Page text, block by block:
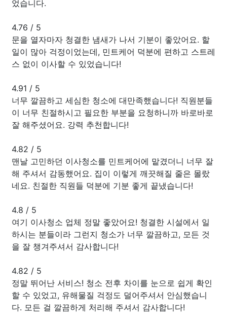
었습니다.
4.76 / 5
문을 열자마자 청결한 냄새가 나서 기분이 좋았어요. 할
일이 많아 걱정이었는데, 민트케어 덕분에 편하고 스트레
스 없이 이사할 수 있었습니다!
4.91 / 5
너무 깔끔하고 세심한 청소에 대만족했습니다! 직원분들
이 너무 친절하시고 필요한 부분을 요청하니까 바로바로
잘 해주셨어요. 강력 추천합니다!
4.82 / 5
맨날 고민하던 이사청소를 민트케어에 맡겼더니 너무 잘
해 주셔서 감동했어요. 집이 이렇게 깨끗해질 줄은 몰랐
네요. 친절한 직원들 덕분에 기분 좋게 끝냈습니다!
4.8 / 5
여기 이사청소 업체 정말 좋았어요! 청결한 시설에서 일
하시는 분들이라 그런지 청소가 너무 깔끔하고, 모든 것
을 잘 챙겨주셔서 감사합니다!
4.82 / 5
정말 뛰어난 서비스! 청소 전후 차이를 눈으로 쉽게 확인
할 수 있었고, 유해물질 걱정도 덜어주셔서 안심했습니
다. 모든 걸 깔끔하게 처리해 주셔서 감사합니다!